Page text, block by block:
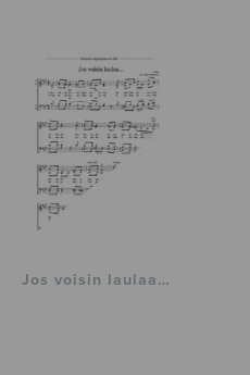
Jos voisin laulaa…